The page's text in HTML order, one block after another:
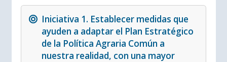
Iniciativa 1. Establecer medidas que
ayuden a adaptar el Plan Estratégico
de la Política Agraria Común a
nuestra realidad, con una mayor